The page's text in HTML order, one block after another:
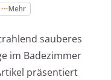
Mehr
sauberes
im Badezimmer
präsentiert